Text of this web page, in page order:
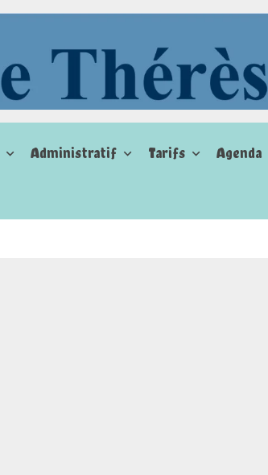
Administratif Tarifs Agenda